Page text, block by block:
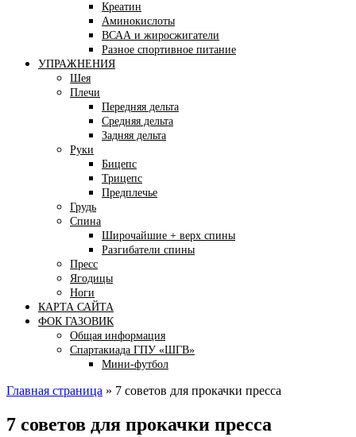
Креатин
Аминокислоты
ВСАА и жиросжигатели
Разное спортивное питание
УПРАЖНЕНИЯ
Шея
Плечи
Передняя дельта
Средняя дельта
Задняя дельта
Руки
Бицепс
Трицепс
Предплечье
Грудь
Спина
Широчайшие + верх спины
Разгибатели спины
Пресс
Ягодицы
Ноги
КАРТА САЙТА
ФОК ГАЗОВИК
Общая информация
Спартакиада ГПУ «ШГВ»
Мини-футбол
Главная страница » 7 советов для прокачки пресса
7 советов для прокачки пресса